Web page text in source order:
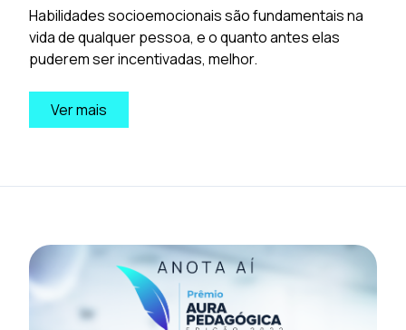
Habilidades socioemocionais são fundamentais na
vida de qualquer pessoa, e o quanto antes elas
puderem ser incentivadas, melhor.
Ver mais